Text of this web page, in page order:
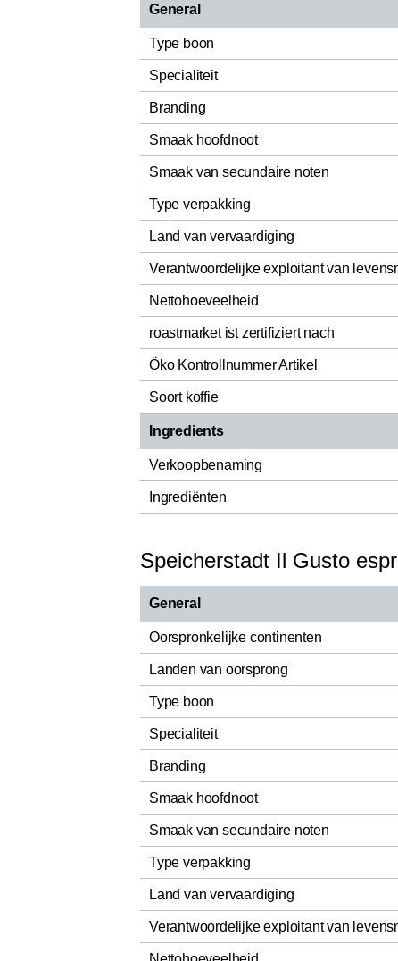
General
Type boon
Specialiteit
Branding
Smaak hoofdnoot
Smaak van secundaire noten
Type verpakking
Land van vervaardiging
Verantwoordelijke exploitant van
Nettohoeveelheid
roastmarket ist zertifiziert nach
Öko Kontrollnummer Artikel
Soort koffie
Ingredients
Verkoopbenaming
Ingrediënten
Speicherstadt Il Gusto
General
Oorspronkelijke continenten
Landen van oorsprong
Type boon
Specialiteit
Branding
Smaak hoofdnoot
Smaak van secundaire noten
Type verpakking
Land van vervaardiging
Verantwoordelijke exploitant van